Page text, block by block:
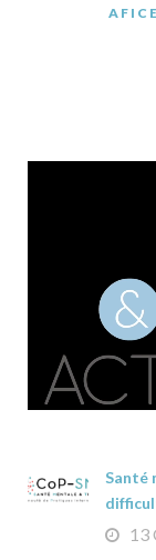
Santé
13